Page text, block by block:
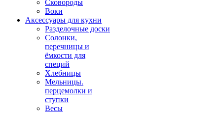
Сковороды
Воки
Аксессуары для кухни
Разделочные доски
Солонки,
перечницы и
ёмкости для
специй
Хлебницы
Мельницы.
перцемолки и
ступки
Весы